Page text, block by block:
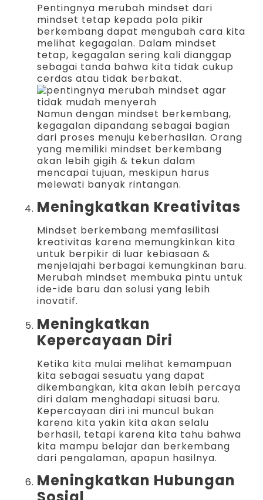
Pentingnya merubah mindset dari
mindset tetap kepada pola pikir
berkembang dapat mengubah cara kita
melihat kegagalan. Dalam mindset
tetap, kegagalan sering kali dianggap
sebagai tanda bahwa kita tidak cukup
cerdas atau tidak berbakat.
Namun dengan mindset berkembang,
kegagalan dipandang sebagai bagian
dari proses menuju keberhasilan. Orang
yang memiliki mindset berkembang
akan lebih gigih & tekun dalam
mencapai tujuan, meskipun harus
melewati banyak rintangan.
Meningkatkan Kreativitas
Mindset berkembang memfasilitasi
kreativitas karena memungkinkan kita
untuk berpikir di luar kebiasaan &
menjelajahi berbagai kemungkinan baru.
Merubah mindset membuka pintu untuk
ide-ide baru dan solusi yang lebih
inovatif.
Meningkatkan
Kepercayaan Diri
Ketika kita mulai melihat kemampuan
kita sebagai sesuatu yang dapat
dikembangkan, kita akan lebih percaya
diri dalam menghadapi situasi baru.
Kepercayaan diri ini muncul bukan
karena kita yakin kita akan selalu
berhasil, tetapi karena kita tahu bahwa
kita mampu belajar dan berkembang
dari pengalaman, apapun hasilnya.
Meningkatkan Hubungan